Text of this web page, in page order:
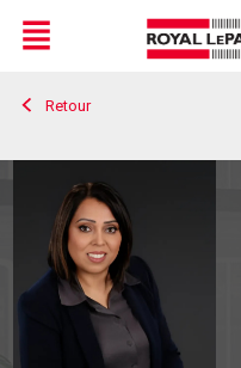
Live
En Direct
Menu
Retour